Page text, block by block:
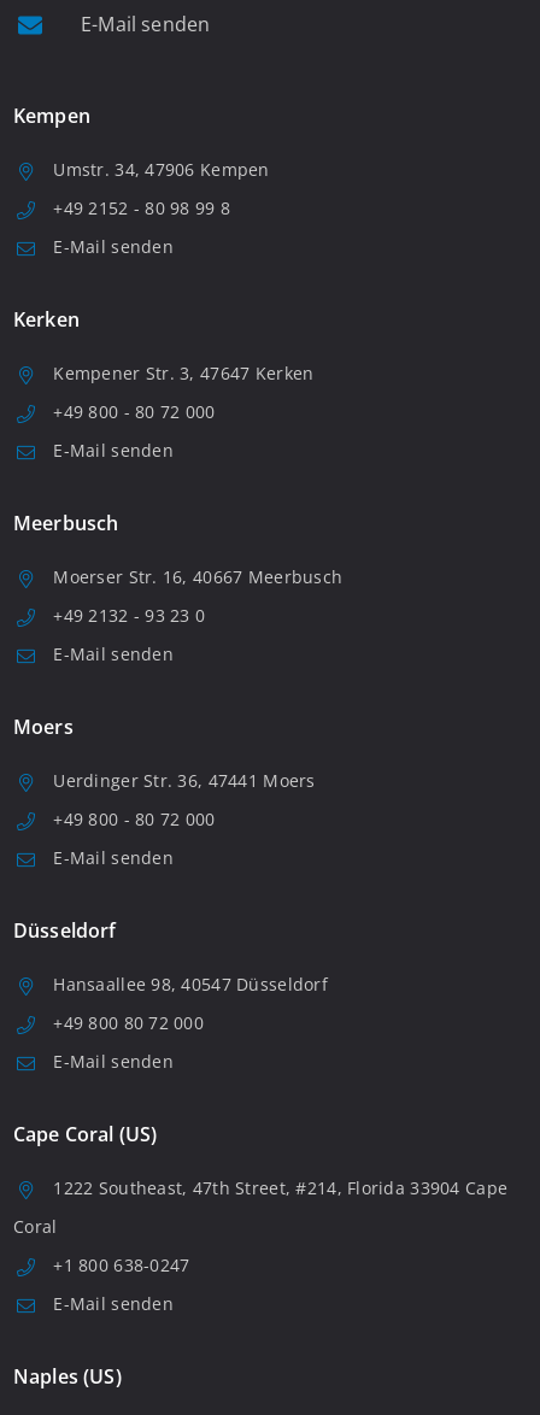
E-Mail senden
Kempen
Umstr. 34, 47906 Kempen
+49 2152 - 80 98 99 8
E-Mail senden
Kerken
Kempener Str. 3, 47647 Kerken
+49 800 - 80 72 000
E-Mail senden
Meerbusch
Moerser Str. 16, 40667 Meerbusch
+49 2132 - 93 23 0
E-Mail senden
Moers
Uerdinger Str. 36, 47441 Moers
+49 800 - 80 72 000
E-Mail senden
Düsseldorf
Hansaallee 98, 40547 Düsseldorf
+49 800 80 72 000
E-Mail senden
Cape Coral (US)
1222 Southeast, 47th Street, #214, Florida 33904 Cape
Coral
+1 800 638-0247
E-Mail senden
Naples (US)